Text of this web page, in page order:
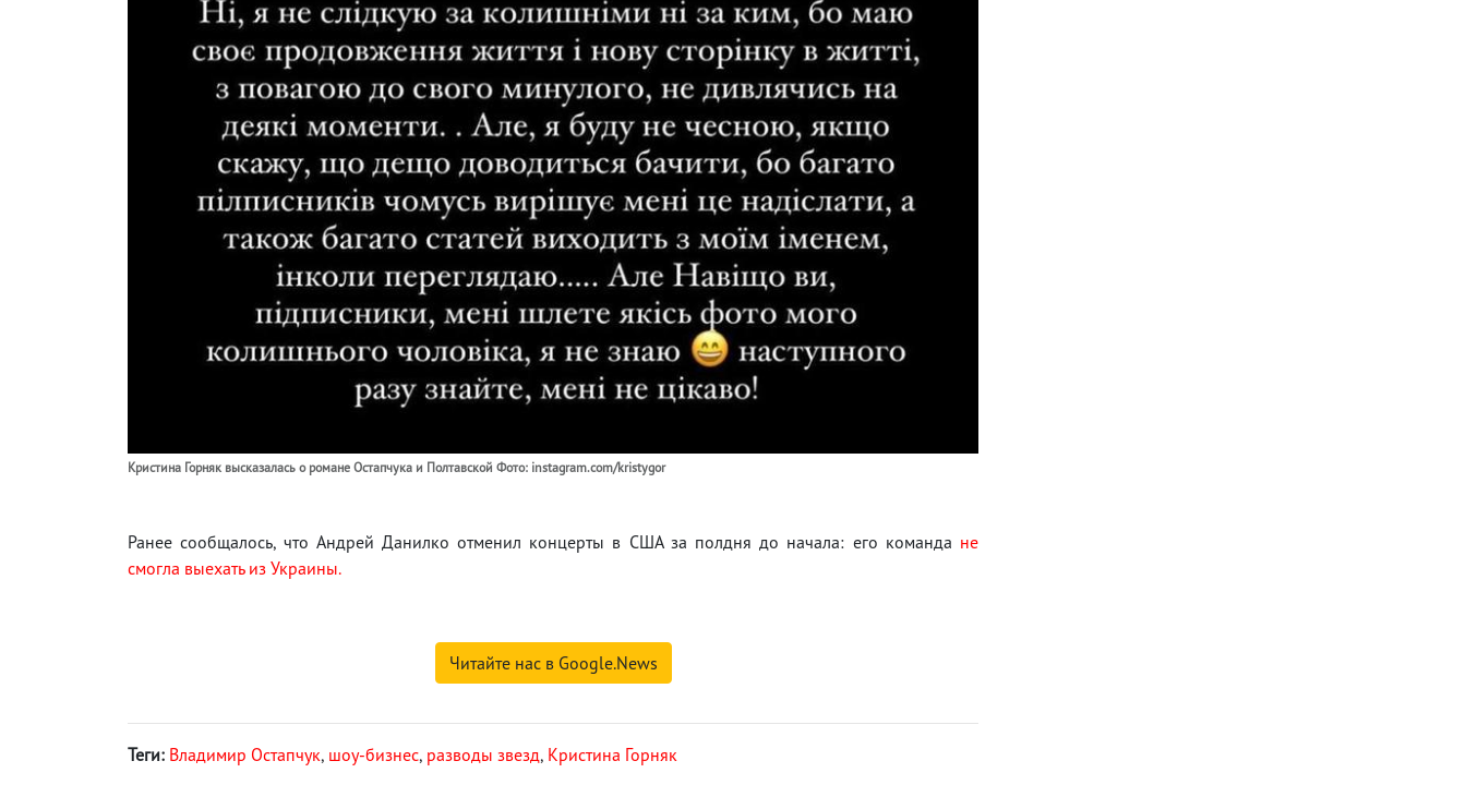
Кристина Горняк высказалась о романе Остапчука и Полтавской Фото: instagram.com/kristygor
Ранее сообщалось, что Андрей Данилко отменил концерты в США за полдня до начала: его команда не
смогла выехать из Украины.
Читайте нас в Google.News
Теги: Владимир Остапчук, шоу-бизнес, разводы звезд, Кристина Горняк